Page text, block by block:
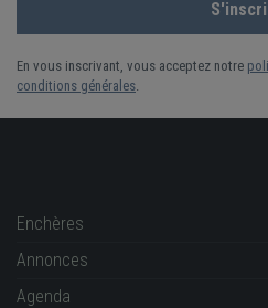
En vous inscrivant, vous acceptez notre
conditions générales
Enchères
Annonces
Agenda